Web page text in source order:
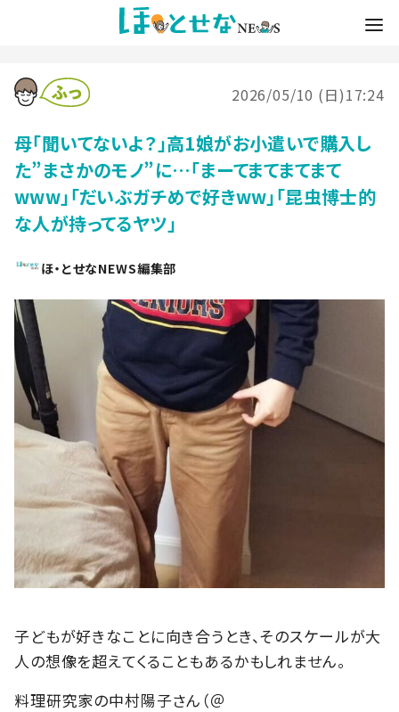
2026/05/10 (日)17:24
母「聞いてないよ？」高1娘がお小遣いで購入し
た”まさかのモノ”に…「まーてまてまてまて
www」「だいぶガチめで好きww」「昆虫博士的
な人が持ってるヤツ」
ほ・とせなNEWS編集部
子どもが好きなことに向き合うとき、そのスケールが大
人の想像を超えてくることもあるかもしれません。
料理研究家の中村陽子さん（＠